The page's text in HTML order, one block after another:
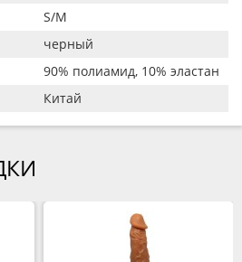
S/M
черный
90% полиамид, 10% эластан
Китай